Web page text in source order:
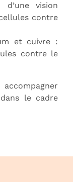
vision
contre
et cuivre :
contre le
le cadre